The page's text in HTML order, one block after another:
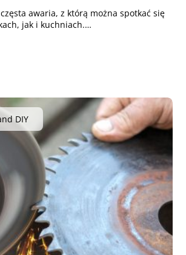
awaria, z którą można spotkać się
jak i kuchniach.…
DIY